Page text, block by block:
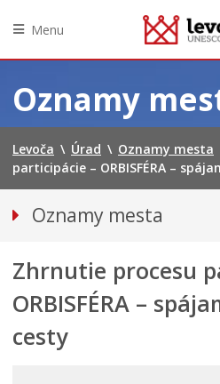
obsah
Menu
Oznamy
Levoča \ Úrad \ Oznamy mesta
participácie – ORBISFÉRA –
Oznamy mesta
Bezpečnosť
Doprava, údržba komunikácií
KULTÚRA, ŠPORT A
Zhrnutie procesu
ORBISFÉRA –
cesty